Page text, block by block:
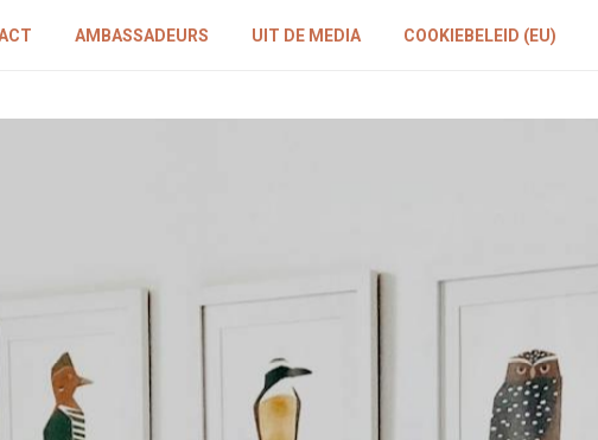
AMBASSADEURS UIT DE MEDIA COOKIEBELEID (EU)